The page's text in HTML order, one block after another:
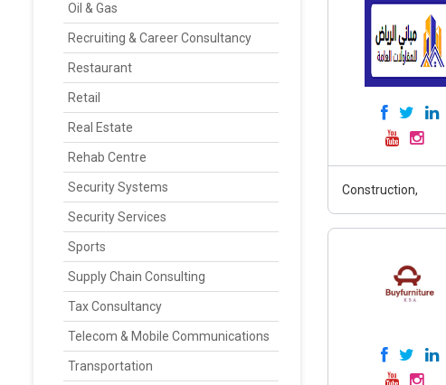
Oil & Gas
Recruiting & Career Consultancy
Restaurant
Retail
Real Estate
Rehab Centre
Security Systems
Security Services
Sports
Supply Chain Consulting
Tax Consultancy
Telecom & Mobile Communications
Transportation
Construction,